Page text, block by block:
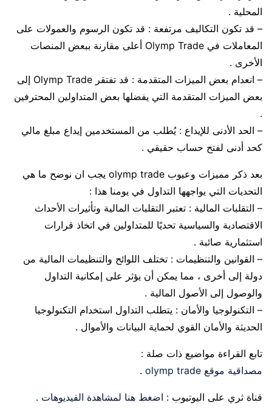
المحلية .
– قد تكون التكاليف مرتفعة : قد تكون الرسوم والعمولات على
المعاملات في Olymp Trade أعلى مقارنة ببعض المنصات
الأخرى .
– انعدام بعض الميزات المتقدمة : قد تفتقر Olymp Trade إلى
بعض الميزات المتقدمة التي يفضلها بعض المتداولين المحترفين
.
– الحد الأدنى للإيداع : يُطلب من المستخدمين إيداع مبلغ مالي
كحد أدنى لفتح حساب حقيقي .
بعد ذكر مميزات وعيوب olymp trade يجب ان نوضح ما هي
التحديات التي يواجهها التداول في يومنا هذا :
– التقلبات المالية : تعتبر التقلبات المالية وتأثيرات الأحداث
الاقتصادية والسياسية تحديًا للمتداولين في اتخاذ قرارات
استثمارية صائبة .
– القوانين والتنظيمات : تختلف اللوائح والتنظيمات المالية من
دولة إلى أخرى ، مما يمكن أن يؤثر على إمكانية التداول
والوصول إلى الأصول المالية .
– التكنولوجيا والأمان : يتطلب التداول استخدام التكنولوجيا
الحديثة والأمان القوي لحماية البيانات والأموال .
تابع القراءة مواضيع ذات صلة :
مصداقية موقع olymp trade
.
قناة ثري على اليوتيوب : اضغط هنا لمشاهدة الفيديوهات .